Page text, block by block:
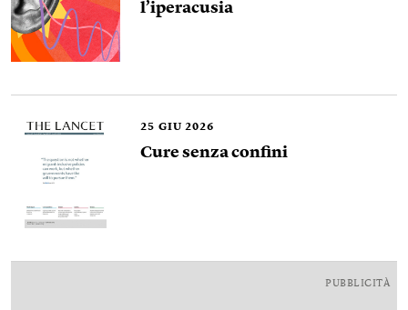
l’iperacusia
25 GIU 2026
Cure senza confini
PUBBLICITÀ